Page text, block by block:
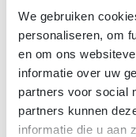
We gebruiken
personaliseren, om
en om ons
informatie over uw
partners voor social
partners kunnen
informatie die u aan
lopen er iedere
Wat we een heel
waar ik me eerst
is het
verlichting. Dit
de badkamer.